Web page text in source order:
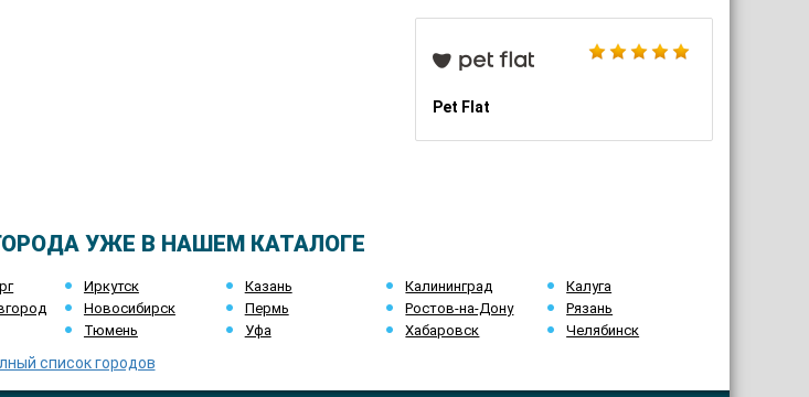
Pet Flat
УЖЕ В НАШЕМ КАТАЛОГЕ
Иркутск Казань Калининград
Калуга
Новосибирск Пермь Ростов-на-Дону
Рязань
Тюмень Уфа Хабаровск Челябинск
список городов